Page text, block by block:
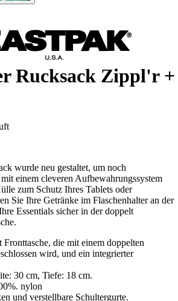
Rucksack Zippl'r +
wurde neu gestaltet, um noch
einem cleveren Aufbewahrungssystem
zum Schutz Ihres Tablets oder
Sie Ihre Getränke im Flaschenhalter an der
Essentials sicher in der doppelt
die mit einem doppelten
wird, und ein integrierter
30 cm, Tiefe: 18 cm.
nylon
und verstellbare Schultergurte.